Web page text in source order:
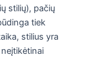
stilių), pačių
tiek
stilius yra